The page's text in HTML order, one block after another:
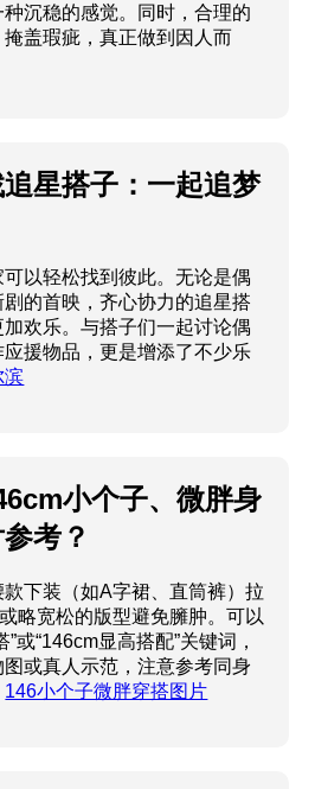
沉稳的感觉。同时，合理的
盖瑕疵，真正做到因人而
星搭子：一起追梦
以轻松找到彼此。无论是偶
的首映，齐心协力的追星搭
欢乐。与搭子们一起讨论偶
援物品，更是增添了不少乐
滨
小个子、微胖身
考？
下装（如A字裙、直筒裤）拉
略宽松的版型避免臃肿。可以
或“146cm显高搭配”关键词，
或真人示范，注意参考同身
146小个子微胖穿搭图片